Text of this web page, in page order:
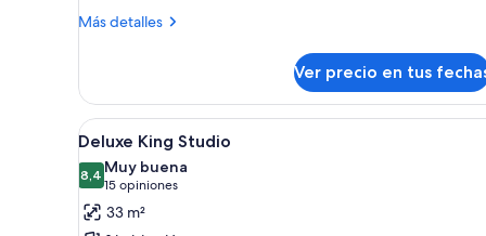
Más detalles
Más
Spa
Suite
Ver precio en tus
Ver
todas
las
fotos
de
Una habitación de hotel con
5
Deluxe King Studio
8,48,4 de 10
Muy buena
15 opiniones
(15
opiniones)
33 m²